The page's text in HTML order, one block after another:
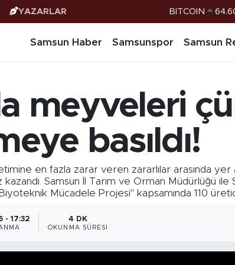
YAZARLAR DOLAR
BİST100
BITCOIN
Samsun Haber Samsunspor Samsun
meyveleri
basıldı!
en fazla zarar veren zararlılar arasında yer
kazandı. Samsun İl Tarım ve Orman Müdürlüğü
Mücadele Projesi" kapsamında 110
- 17:32 4 DK
OKUNMA SÜRESI